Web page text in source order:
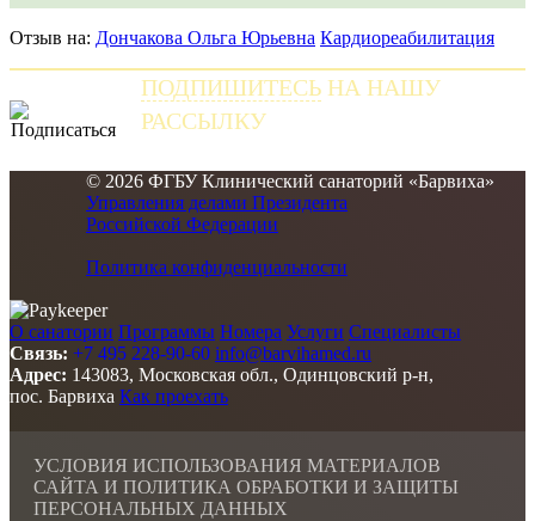
Отзыв на: Дончакова Ольга Юрьевна Кардиореабилитация
ПОДПИШИТЕСЬ НА НАШУ
РАССЫЛКУ
© 2026 ФГБУ Клинический санаторий «Барвиха»
Управления делами Президента
Российской Федерации
Политика конфиденциальности
О санатории Программы Номера Услуги Специалисты
Связь: +7 495 228-90-60 info@barvihamed.ru
Адрес: 143083, Московская обл., Одинцовский р-н,
пос. Барвиха Как проехать
УСЛОВИЯ ИСПОЛЬЗОВАНИЯ МАТЕРИАЛОВ
САЙТА И ПОЛИТИКА ОБРАБОТКИ И ЗАЩИТЫ
ПЕРСОНАЛЬНЫХ ДАННЫХ